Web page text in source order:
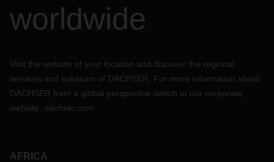
worldwide
Visit the website of your location and discover the regional
services and solutions of DACHSER. For more information about
DACHSER from a global perspective switch to our corporate
website: dachser.com
AFRICA